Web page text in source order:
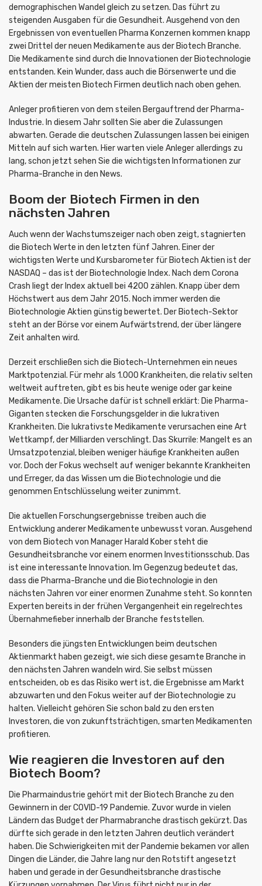
demographischen Wandel gleich zu setzen. Das führt zu
steigenden Ausgaben für die Gesundheit. Ausgehend von den
Ergebnissen von eventuellen Pharma Konzernen kommen knapp
zwei Drittel der neuen Medikamente aus der Biotech Branche.
Die Medikamente sind durch die Innovationen der Biotechnologie
entstanden. Kein Wunder, dass auch die Börsenwerte und die
Aktien der meisten Biotech Firmen deutlich nach oben gehen.
Anleger profitieren von dem steilen Bergauftrend der Pharma-
Industrie. In diesem Jahr sollten Sie aber die Zulassungen
abwarten. Gerade die deutschen Zulassungen lassen bei einigen
Mitteln auf sich warten. Hier warten viele Anleger allerdings zu
lang, schon jetzt sehen Sie die wichtigsten Informationen zur
Pharma-Branche in den News.
Boom der Biotech Firmen in den
nächsten Jahren
Auch wenn der Wachstumszeiger nach oben zeigt, stagnierten
die Biotech Werte in den letzten fünf Jahren. Einer der
wichtigsten Werte und Kursbarometer für Biotech Aktien ist der
NASDAQ – das ist der Biotechnologie Index. Nach dem Corona
Crash liegt der Index aktuell bei 4200 zählen. Knapp über dem
Höchstwert aus dem Jahr 2015. Noch immer werden die
Biotechnologie Aktien günstig bewertet. Der Biotech-Sektor
steht an der Börse vor einem Aufwärtstrend, der über längere
Zeit anhalten wird.
Derzeit erschließen sich die Biotech-Unternehmen ein neues
Marktpotenzial. Für mehr als 1.000 Krankheiten, die relativ selten
weltweit auftreten, gibt es bis heute wenige oder gar keine
Medikamente. Die Ursache dafür ist schnell erklärt: Die Pharma-
Giganten stecken die Forschungsgelder in die lukrativen
Krankheiten. Die lukrativste Medikamente verursachen eine Art
Wettkampf, der Milliarden verschlingt. Das Skurrile: Mangelt es an
Umsatzpotenzial, bleiben weniger häufige Krankheiten außen
vor. Doch der Fokus wechselt auf weniger bekannte Krankheiten
und Erreger, da das Wissen um die Biotechnologie und die
genommen Entschlüsselung weiter zunimmt.
Die aktuellen Forschungsergebnisse treiben auch die
Entwicklung anderer Medikamente unbewusst voran. Ausgehend
von dem Biotech von Manager Harald Kober steht die
Gesundheitsbranche vor einem enormen Investitionsschub. Das
ist eine interessante Innovation. Im Gegenzug bedeutet das,
dass die Pharma-Branche und die Biotechnologie in den
nächsten Jahren vor einer enormen Zunahme steht. So konnten
Experten bereits in der frühen Vergangenheit ein regelrechtes
Übernahmefieber innerhalb der Branche feststellen.
Besonders die jüngsten Entwicklungen beim deutschen
Aktienmarkt haben gezeigt, wie sich diese gesamte Branche in
den nächsten Jahren wandeln wird. Sie selbst müssen
entscheiden, ob es das Risiko wert ist, die Ergebnisse am Markt
abzuwarten und den Fokus weiter auf der Biotechnologie zu
halten. Vielleicht gehören Sie schon bald zu den ersten
Investoren, die von zukunftsträchtigen, smarten Medikamenten
profitieren.
Wie reagieren die Investoren auf den
Biotech Boom?
Die Pharmaindustrie gehört mit der Biotech Branche zu den
Gewinnern in der COVID-19 Pandemie. Zuvor wurde in vielen
Ländern das Budget der Pharmabranche drastisch gekürzt. Das
dürfte sich gerade in den letzten Jahren deutlich verändert
haben. Die Schwierigkeiten mit der Pandemie bekamen vor allen
Dingen die Länder, die Jahre lang nur den Rotstift angesetzt
haben und gerade in der Gesundheitsbranche drastische